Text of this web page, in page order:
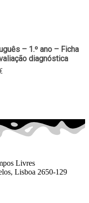
– 1.º ano – Ficha
diagnóstica
Livres
Lisboa 2650-129